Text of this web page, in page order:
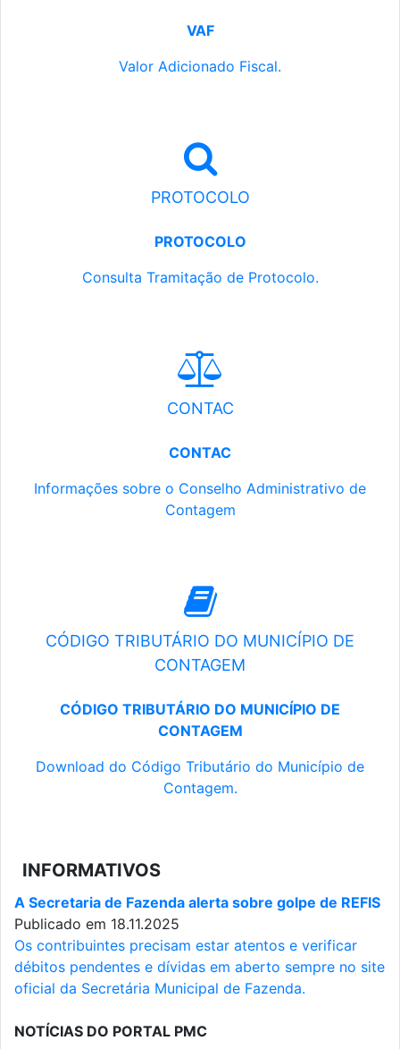
VAF
Valor Adicionado Fiscal.
PROTOCOLO
PROTOCOLO
Consulta Tramitação de Protocolo.
CONTAC
CONTAC
Informações sobre o Conselho Administrativo de
Contagem
CÓDIGO TRIBUTÁRIO DO MUNICÍPIO DE
CONTAGEM
CÓDIGO TRIBUTÁRIO DO MUNICÍPIO DE
CONTAGEM
Download do Código Tributário do Município de
Contagem.
INFORMATIVOS
A Secretaria de Fazenda alerta sobre golpe de REFIS
Publicado em 18.11.2025
Os contribuintes precisam estar atentos e verificar
débitos pendentes e dívidas em aberto sempre no site
oficial da Secretária Municipal de Fazenda.
NOTÍCIAS DO PORTAL PMC